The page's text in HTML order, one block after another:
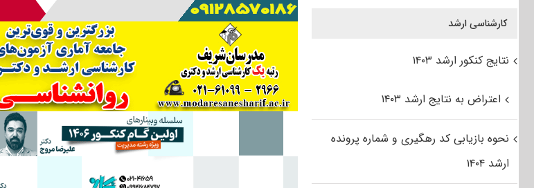
کارشناسی ارشد
نتایج کنکور ارشد ۱۴۰۳
اعتراض به نتایج ارشد ۱۴۰۳
نحوه بازیابی کد رهگیری و شماره پرونده
ارشد ۱۴۰۴